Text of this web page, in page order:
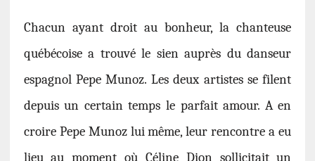
Chacun ayant droit au bonheur, la chanteuse
québécoise a trouvé le sien auprès du danseur
espagnol Pepe Munoz. Les deux artistes se filent
depuis un certain temps le parfait amour. A en
croire Pepe Munoz lui même, leur rencontre a eu
lieu au moment où Céline Dion sollicitait un